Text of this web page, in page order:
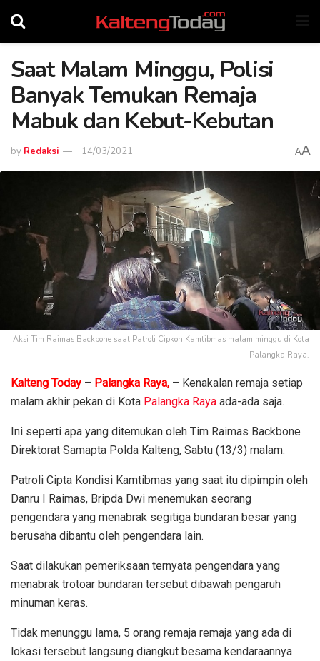
Saat Malam Minggu, Polisi
Banyak Temukan Remaja
Mabuk dan Kebut-Kebutan
by Redaksi 14/03/2021 AA
Aksi Tim Raimas Backbone saat Patroli Cipkon Kamtibmas malam minggu di Kota
Palangka Raya.
Kalteng Today – Palangka Raya, – Kenakalan remaja setiap
malam akhir pekan di Kota Palangka Raya ada-ada saja.
Ini seperti apa yang ditemukan oleh Tim Raimas Backbone
Direktorat Samapta Polda Kalteng, Sabtu (13/3) malam.
Patroli Cipta Kondisi Kamtibmas yang saat itu dipimpin oleh
Danru I Raimas, Bripda Dwi menemukan seorang
pengendara yang menabrak segitiga bundaran besar yang
berusaha dibantu oleh pengendara lain.
Saat dilakukan pemeriksaan ternyata pengendara yang
menabrak trotoar bundaran tersebut dibawah pengaruh
minuman keras.
Tidak menunggu lama, 5 orang remaja remaja yang ada di
lokasi tersebut langsung diangkut besama kendaraannya